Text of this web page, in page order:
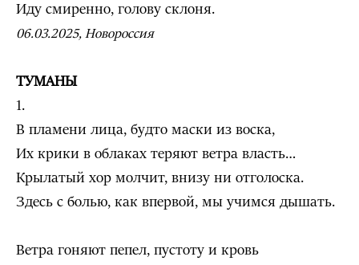
Иду смиренно, голову склоня.
06.03.2025, Новороссия
ТУМАНЫ
1.
В пламени лица, будто маски из воска,
Их крики в облаках теряют ветра власть…
Крылатый хор молчит, внизу ни отголоска.
Здесь с болью, как впервой, мы учимся дышать.
Ветра гоняют пепел, пустоту и кровь